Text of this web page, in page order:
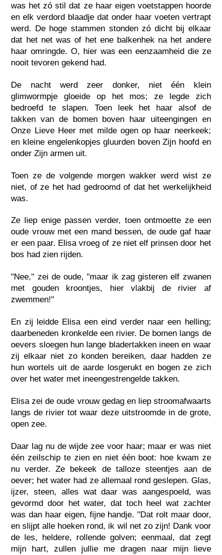
was het zó stil dat ze haar eigen voetstappen hoorde
en elk verdord blaadje dat onder haar voeten vertrapt
werd. De hoge stammen stonden zó dicht bij elkaar
dat het net was of het ene balkenhek na het andere
haar omringde. O, hier was een eenzaamheid die ze
nooit tevoren gekend had.
De nacht werd zeer donker, niet één klein
glimwormpje gloeide op het mos; ze legde zich
bedroefd te slapen. Toen leek het haar alsof de
takken van de bomen boven haar uiteengingen en
Onze Lieve Heer met milde ogen op haar neerkeek;
en kleine engelenkopjes gluurden boven Zijn hoofd en
onder Zijn armen uit.
Toen ze de volgende morgen wakker werd wist ze
niet, of ze het had gedroomd of dat het werkelijkheid
was.
Ze liep enige passen verder, toen ontmoette ze een
oude vrouw met een mand bessen, de oude gaf haar
er een paar. Elisa vroeg of ze niet elf prinsen door het
bos had zien rijden.
"Nee," zei de oude, "maar ik zag gisteren elf zwanen
met gouden kroontjes, hier vlakbij de rivier af
zwemmen!"
En zij leidde Elisa een eind verder naar een helling;
daarbeneden kronkelde een rivier. De bomen langs de
oevers sloegen hun lange bladertakken ineen en waar
zij elkaar niet zo konden bereiken, daar hadden ze
hun wortels uit de aarde losgerukt en bogen ze zich
over het water met ineengestrengelde takken.
Elisa zei de oude vrouw gedag en liep stroomafwaarts
langs de rivier tot waar deze uitstroomde in de grote,
open zee.
Daar lag nu de wijde zee voor haar; maar er was niet
één zeilschip te zien en niet één boot: hoe kwam ze
nu verder. Ze bekeek de talloze steentjes aan de
oever; het water had ze allemaal rond geslepen. Glas,
ijzer, steen, alles wat daar was aangespoeld, was
gevormd door het water, dat toch heel wat zachter
was dan haar eigen, fijne handje. "Dat rolt maar door,
en slijpt alle hoeken rond, ik wil net zo zijn! Dank voor
de les, heldere, rollende golven; eenmaal, dat zegt
mijn hart, zullen jullie me dragen naar mijn lieve